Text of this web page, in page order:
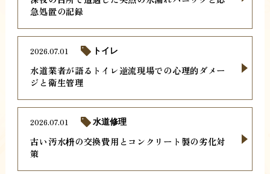
急処置の記録
水道業者が語るトイレ逆流現場での心理的ダメー
ジと衛生管理
2026.07.01 トイレ
古い汚水枡の交換費用とコンクリート製の劣化対
策
2026.07.01 水道修理